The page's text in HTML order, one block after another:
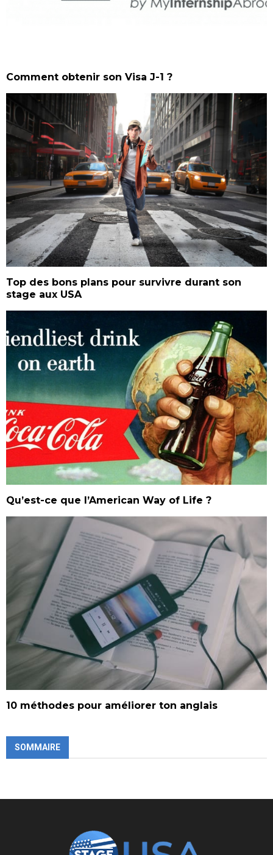
Comment obtenir son Visa J-1 ?
Top des bons plans pour survivre durant son
stage aux USA
Qu’est-ce que l’American Way of Life ?
10 méthodes pour améliorer ton anglais
SOMMAIRE